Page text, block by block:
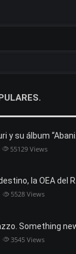
y su álbum “Abani…
55129 Views
la OEA del
5528 Views
Something
3545 Views